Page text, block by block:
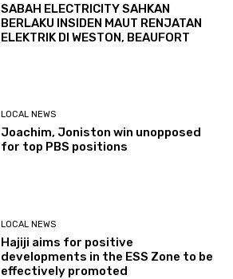
SABAH ELECTRICITY SAHKAN
BERLAKU INSIDEN MAUT RENJATAN
ELEKTRIK DI WESTON, BEAUFORT
LOCAL NEWS
Joachim, Joniston win unopposed
for top PBS positions
LOCAL NEWS
Hajiji aims for positive
developments in the ESS Zone to be
effectively promoted